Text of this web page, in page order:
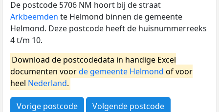
De postcode 5706 NM hoort bij de straat
Arkbeemden te Helmond binnen de gemeente
Helmond. Deze postcode heeft de huisnummerreeks
4 t/m 10.
Download de postcodedata in handige Excel
documenten voorde gemeente Helmond of voor
heel Nederland.
Vorige postcode Volgende postcode